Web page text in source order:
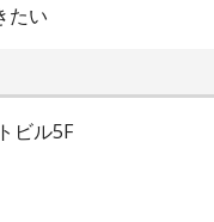
たい
ビル5F